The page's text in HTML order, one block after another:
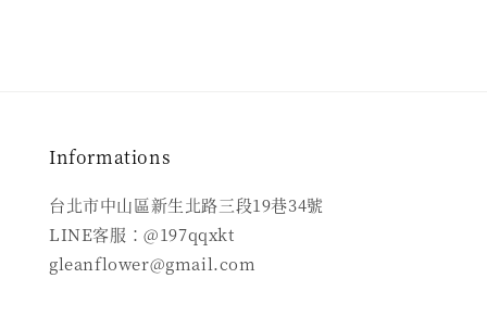
Informations
台北市中山區新生北路三段19巷34號
LINE客服：@197qqxkt
gleanflower@gmail.com